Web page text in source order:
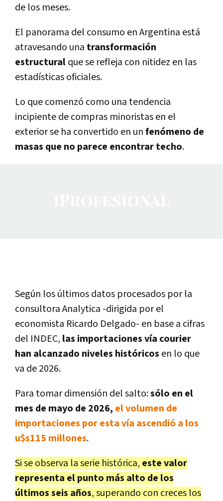
de los meses.
El panorama del consumo en Argentina está
atravesando una transformación
estructuralque se refleja con nitidez en las
estadísticas oficiales.
Lo que comenzó como una tendencia
incipiente de compras minoristas en el
exterior se ha convertido en unfenómeno de
masas que no parece encontrar techo.
Según los últimos datos procesados por la
consultora Analytica -dirigida por el
economista Ricardo Delgado- en base a cifras
del INDEC, las importaciones vía courier
han alcanzado niveles históricos en lo que
va de 2026.
Para tomar dimensión del salto:sólo en el
mes de mayo de 2026, el volumen de
importaciones por esta vía ascendió a los
u$s115 millones.
Si se observa la serie histórica, este valor
representa el punto más alto de los
últimos seis años, superando con creces los